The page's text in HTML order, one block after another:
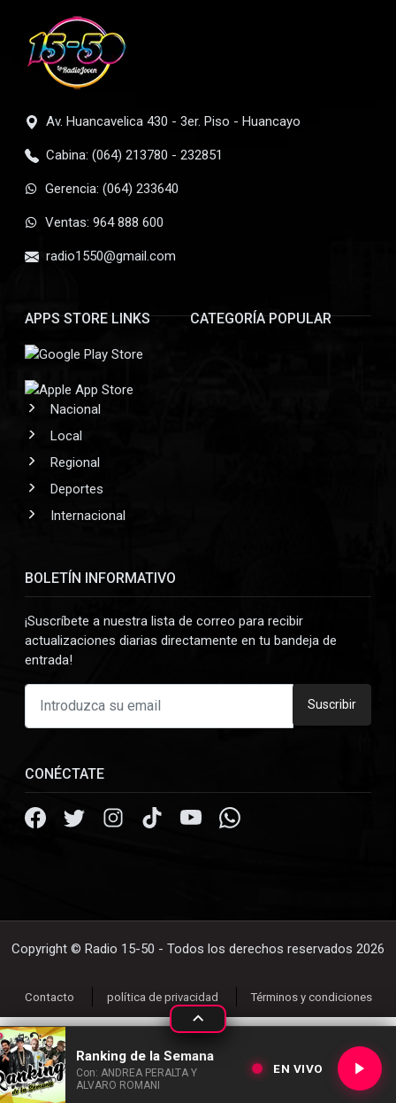
Ranking de la Semana
Con: ANDREA PERALTA Y
ALVARO ROMANI
EN VIVO
Av. Huancavelica 430 - 3er. Piso - Huancayo
Cabina: (064) 213780 - 232851
Gerencia: (064) 233640
Ventas: 964 888 600
radio1550@gmail.com
APPS STORE LINKS CATEGORÍA POPULAR
Nacional
Local
Regional
Deportes
Internacional
BOLETÍN INFORMATIVO
¡Suscríbete a nuestra lista de correo para recibir
actualizaciones diarias directamente en tu bandeja de
entrada!
Suscribir
CONÉCTATE
Copyright © Radio 15-50 - Todos los derechos reservados 2026
Contacto política de privacidad Términos y condiciones